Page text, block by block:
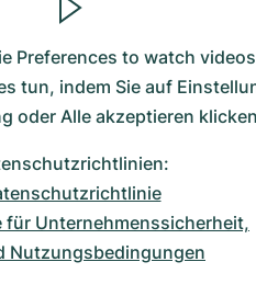
Preferences to watch
tun, indem Sie auf
oder Alle akzeptieren
:
für Unternehmenssicherheit,
Nutzungsbedingungen